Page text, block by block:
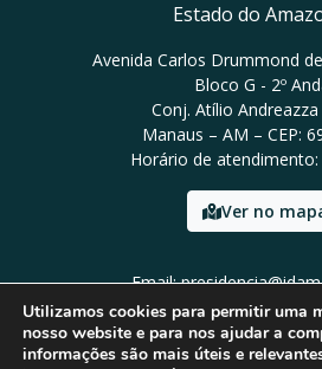
Estado do
Avenida Carlos Drummond
Bloco G - 2º
Conj. Atílio Andreazza
Manaus – AM – CEP:
Horário de atendimento:
Ver no
Email:
Tel: (92) 98452-
Utilizamos cookies para permitir uma
nosso website e para nos ajudar a
informações são mais úteis e